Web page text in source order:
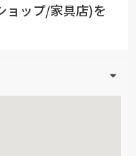
ョップ/家具店)を